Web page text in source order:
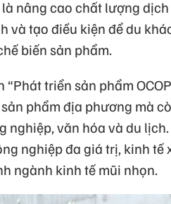
nâng cao chất lượng
và tạo điều kiện để du
biến sản phẩm.
“Phát triển sản phẩm
phẩm địa phương mà
nghiệp, văn hóa và du
nghiệp đa giá trị, kinh tế
ngành kinh tế mũi nhọn.